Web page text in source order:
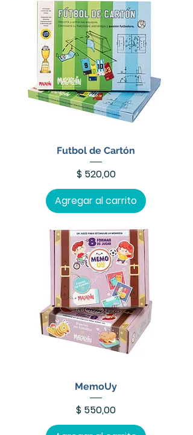
Futbol de Cartón
Precio
$ 520,00
Agregar al carrito
MemoUy
Precio
$ 550,00